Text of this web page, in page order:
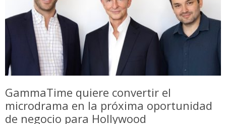
GammaTime quiere convertir el
microdrama en la próxima oportunidad
de negocio para Hollywood